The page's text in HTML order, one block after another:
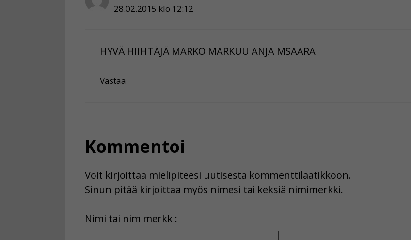
28.02.2015 klo 12:12
HYVÄ HIIHTÄJÄ MARKO MARKUU ANJA MSAARA
Vastaa
Kommentoi
Voit kirjoittaa mielipiteesi uutisesta kommenttilaatikkoon.
Sinun pitää kirjoittaa myös nimesi tai keksiä nimimerkki.
Nimi tai nimimerkki:
Name